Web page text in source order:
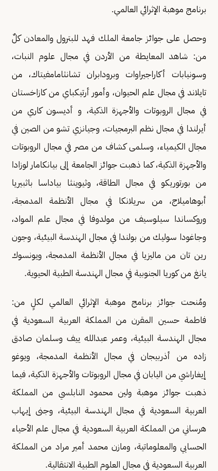
برنامج موهبة الإثرائي العالمي.
وحصل على جوائز جامعة الملك فهد للبترول والمعادن كلٌ
من: شاهد المعايطة من الأردن في مجال علوم النبات،
وسونيابات أكاراجيراوات وبرودابران تشانثامامفيتاك، من
تايلاند في مجال علم الحيوان، وأمور أرتيكباي من كازاخستان
في مجال الروبوتات والأجهزة الذكية، و أديسون كاري من
أيرلندا في مجال نظم البرمجيات، وجيانزي تشو من الصين في
مجال الكيمياء، وسلمى كشاف من مصر في مجال الروبوتات
والأجهزة الذكية، كما ذهبت جوائز الجامعة إلى بيانكامار لوزادا
من بورتوريكو في مجال الطاقة، وثيوينثا بياداسا باثبيريا
أبوهاميلاج، من سريلانكا في مجال الأنظمة المدمجة،
وروكساندا سيلوسيف من مولدوفا في مجال علم المواد،
وجاغودا سوليك من بولندا في مجال الهندسة البيئية، وجون
رين تان من ماليزيا في مجال الأنظمة المدمجة، ويونسوك
يانغ من كوريا الجنوبية في مجال الهندسة الطبية الحيوية.
ومُنحت جوائز برنامج موهبة الإثرائي العالمي لكلٍ من:
فاطمة حسين المقرن من المملكة العربية السعودية في
مجال الهندسة البيئية، وعمر عبدالله ييف وسلمان صادق
زاده من أذربيجان في مجال الأنظمة المدمجة، ويوغو
إيغاراشي من اليابان في مجال الروبوتات والأجهزة الذكية، فيما
ذهبت جوائز موهبة ولين محمود النابلسي من المملكة
العربية السعودية في مجال الهندسة البيئية، وجنى إيهاب
هرساني من المملكة العربية السعودية في مجال علم الأحياء
الحسابي والمعلوماتية، ومازن محمد أمير مراد من المملكة
العربية السعودية في مجال العلوم الطبية الانتقالية.